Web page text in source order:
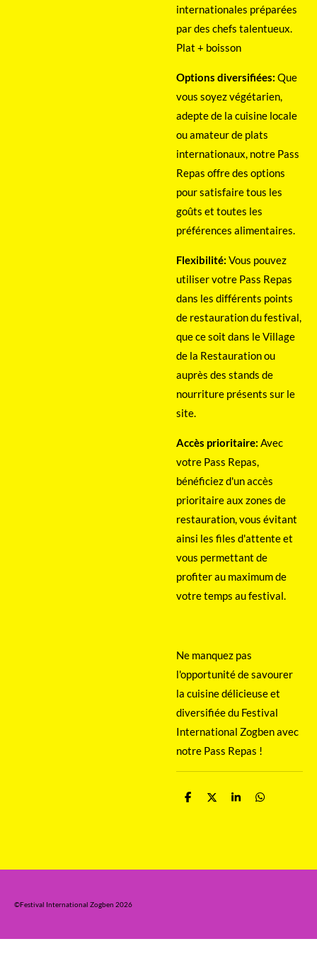
internationales préparées
par des chefs talentueux.
Plat + boisson
Options diversifiées: Que
vous soyez végétarien,
adepte de la cuisine locale
ou amateur de plats
internationaux, notre Pass
Repas offre des options
pour satisfaire tous les
goûts et toutes les
préférences alimentaires.
Flexibilité: Vous pouvez
utiliser votre Pass Repas
dans les différents points
de restauration du festival,
que ce soit dans le Village
de la Restauration ou
auprès des stands de
nourriture présents sur le
site.
Accès prioritaire: Avec
votre Pass Repas,
bénéficiez d'un accès
prioritaire aux zones de
restauration, vous évitant
ainsi les files d'attente et
vous permettant de
profiter au maximum de
votre temps au festival.
Ne manquez pas
l'opportunité de savourer
la cuisine délicieuse et
diversifiée du Festival
International Zogben avec
notre Pass Repas !
P
P
P
P
©Festival International Zogben 2026